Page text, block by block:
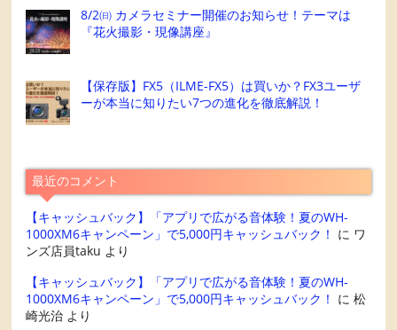
8/2㈰ カメラセミナー開催のお知らせ！テーマは
『花火撮影・現像講座』
【保存版】FX5（ILME-FX5）は買いか？FX3ユーザ
ーが本当に知りたい7つの進化を徹底解説！
最近のコメント
【キャッシュバック】「アプリで広がる音体験！夏のWH-
1000XM6キャンペーン」で5,000円キャッシュバック！ に ワ
ンズ店員taku より
【キャッシュバック】「アプリで広がる音体験！夏のWH-
1000XM6キャンペーン」で5,000円キャッシュバック！ に松
崎光治 より